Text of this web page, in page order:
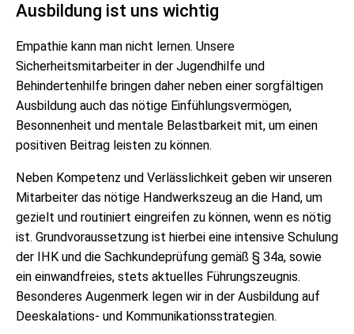
Ausbildung ist uns wichtig
Empathie kann man nicht lernen. Unsere
Sicherheitsmitarbeiter in der Jugendhilfe und
Behindertenhilfe bringen daher neben einer sorgfältigen
Ausbildung auch das nötige Einfühlungsvermögen,
Besonnenheit und mentale Belastbarkeit mit, um einen
positiven Beitrag leisten zu können.
Neben Kompetenz und Verlässlichkeit geben wir unseren
Mitarbeiter das nötige Handwerkszeug an die Hand, um
gezielt und routiniert eingreifen zu können, wenn es nötig
ist. Grundvoraussetzung ist hierbei eine intensive Schulung
der IHK und die Sachkundeprüfung gemäß § 34a, sowie
ein einwandfreies, stets aktuelles Führungszeugnis.
Besonderes Augenmerk legen wir in der Ausbildung auf
Deeskalations- und Kommunikationsstrategien.